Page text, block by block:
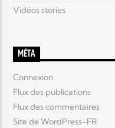
Vidéos stories
MÉTA
Connexion
Flux des publications
Flux des commentaires
Site de WordPress-FR